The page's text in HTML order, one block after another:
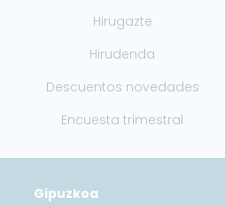
Hirugazte
Hirudenda
Descuentos novedades
Encuesta trimestral
Gipuzkoa